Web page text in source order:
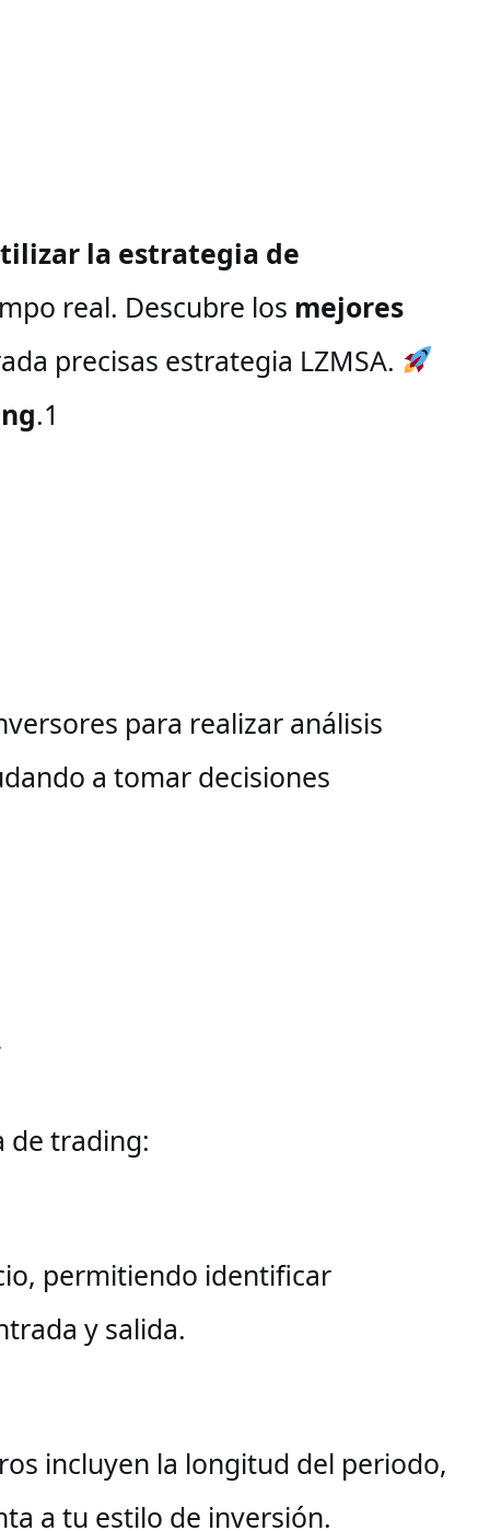
la estrategia de
real. Descubre los mejores
precisas estrategia LZMSA.
.1
para realizar análisis
a tomar decisiones
de trading:
permitiendo identificar
y salida.
incluyen la longitud del periodo,
a tu estilo de inversión.